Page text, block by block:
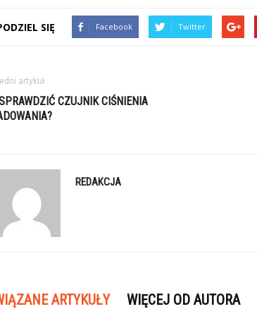
SIĘ Facebook Twitter
artykuł
CZUJNIK CIŚNIENIA
REDAKCJA
ARTYKUŁY WIĘCEJ OD AUTORA